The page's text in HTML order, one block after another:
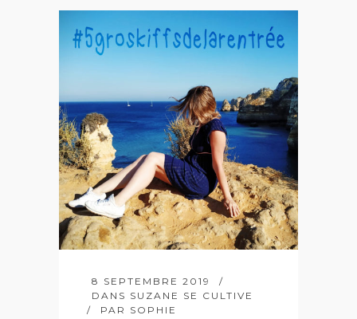
8 SEPTEMBRE 2019
DANS SUZANE SE CULTIVE
PAR SOPHIE